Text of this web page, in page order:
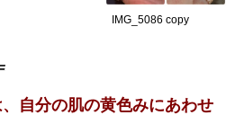
IMG_5086 copy
自分の肌の黄色みにあわせ